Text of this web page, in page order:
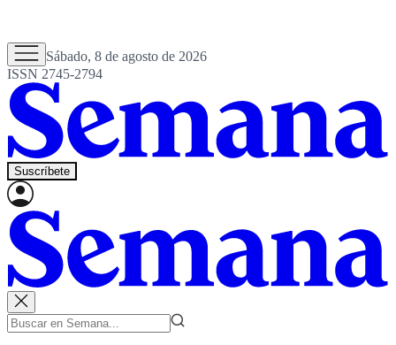
Sábado, 8 de agosto de 2026
ISSN 2745-2794
Suscríbete